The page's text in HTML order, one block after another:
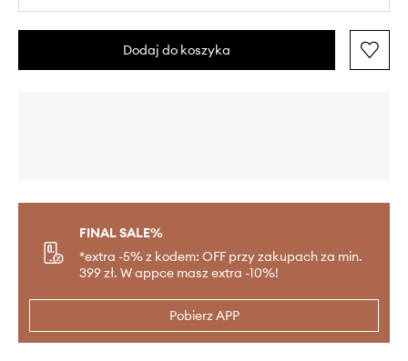
Dodaj do koszyka
FINAL SALE%
*extra -5% z kodem: OFF przy zakupach za min.
399 zł. W appce masz extra -10%!
Pobierz APP